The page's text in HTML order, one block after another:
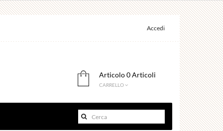
Accedi
Articolo0 Articoli
CARRELLO